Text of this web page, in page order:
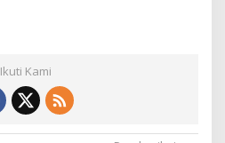
Ikuti Kami